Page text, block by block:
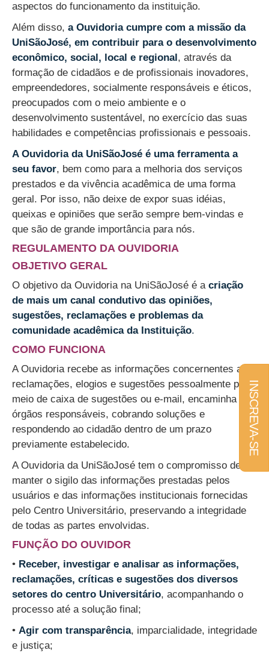
aspectos do funcionamento da instituição.
Além disso, a Ouvidoria cumpre com a missão da
UniSãoJosé, em contribuir para o desenvolvimento
econômico, social, local e regional , através da
formação de cidadãos e de profissionais inovadores,
empreendedores, socialmente responsáveis e éticos,
preocupados com o meio ambiente e o
desenvolvimento sustentável, no exercício das suas
habilidades e competências profissionais e pessoais.
A Ouvidoria da UniSãoJosé é uma ferramenta a
seu favor, bem como para a melhoria dos serviços
prestados e da vivência acadêmica de uma forma
geral. Por isso, não deixe de expor suas idéias,
queixas e opiniões que serão sempre bem-vindas e
que são de grande importância para nós.
REGULAMENTO DA OUVIDORIA
OBJETIVO GERAL
O objetivo da Ouvidoria na UniSãoJosé é acriação
de mais um canal condutivo das opiniões,
sugestões, reclamações e problemas da
comunidade acadêmica da Instituição.
COMO FUNCIONA
A Ouvidoria recebe as informações concernentes a
reclamações, elogios e sugestões pessoalmente por
meio de caixa de sugestões ou e-mail, encaminha aos
órgãos responsáveis, cobrando soluções e
respondendo ao cidadão dentro de um prazo
previamente estabelecido.
A Ouvidoria da UniSãoJosé tem o compromisso de
manter o sigilo das informações prestadas pelos
usuários e das informações institucionais fornecidas
pelo Centro Universitário, preservando a integridade
de todas as partes envolvidas.
FUNÇÃO DO OUVIDOR
• Receber, investigar e analisar as informações,
reclamações, críticas e sugestões dos diversos
setores do centro Universitário, acompanhando o
processo até a solução final;
• Agir com transparência, imparcialidade, integridade
e justiça;
INSCREVA-SE